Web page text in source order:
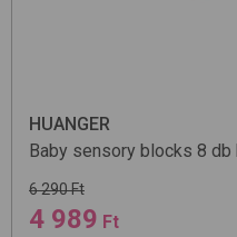
HUANGER
Baby sensory blocks 8 db
6 290 Ft
4 989 Ft